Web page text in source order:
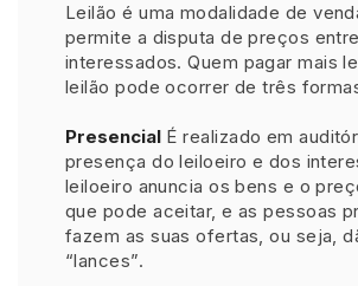
Diversos
Bens diversos
Imóveis
Terreno
Materiais/Equipamentos
Sucata Ferrosa
Veículos
Ambulância
Caminhonetes
Bairro Comitente
Judiciais Extrajudiciais
Faixa de valor
até R$
Leilão é uma modalidade de
permite a disputa de preços
interessados. Quem pagar mais
leilão pode ocorrer de três
Presencial É realizado em
presença do leiloeiro e dos
leiloeiro anuncia os bens e o
que pode aceitar, e as pessoas
fazem as suas ofertas, ou seja,
“lances”.